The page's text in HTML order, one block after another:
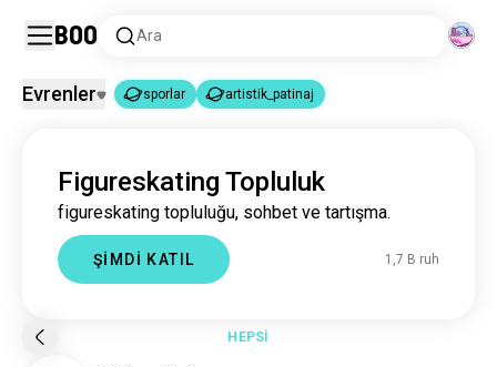
Boo Ara
sporlar 1,8 Mn ruh
artistik_patinaj 1,7 B ruh
Evrenler sporlar artistik_patinaj
Figureskating Topluluk
figureskating topluluğu, sohbet ve tartışma.
ŞİMDİ KATIL 1,7 B ruh
HEPSİ